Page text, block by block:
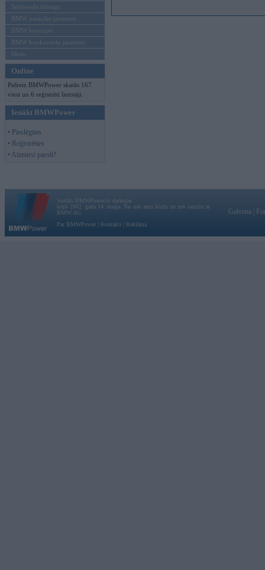
Sērijveida tūnings
BMW pasaules jaunumi
BMW koncepti
BMW konkurentu jaunumi
Moto
Online
Pašreiz BMWPower skatās 167
viesi un 6 reģistrēti lietotāji.
Ienākt BMWPower
• Pieslēgties
• Reģistrēties
• Aizmirsi paroli?
Vortāls BMWPower.lv darbojas
kopš 2002. gada 14. maija. Tas nav auto klubs un nav saistīts ar
BMW AG.
Par BMWPower
Kontakti Reklāma
Galvena